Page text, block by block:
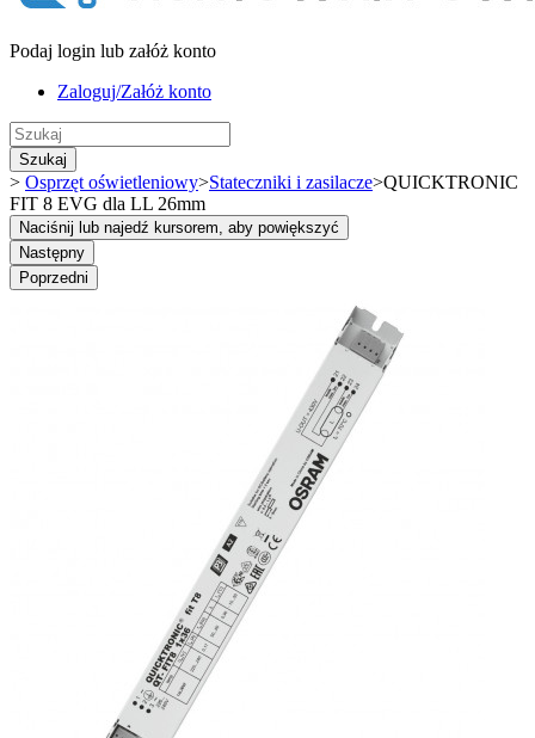
Podaj login lub załóż konto
Zaloguj/Załóż konto
Szukaj
> Osprzęt oświetleniowy>Stateczniki i zasilacze>QUICKTRONIC
FIT 8 EVG dla LL 26mm
Naciśnij lub najedź kursorem, aby powiększyć
Następny
Poprzedni